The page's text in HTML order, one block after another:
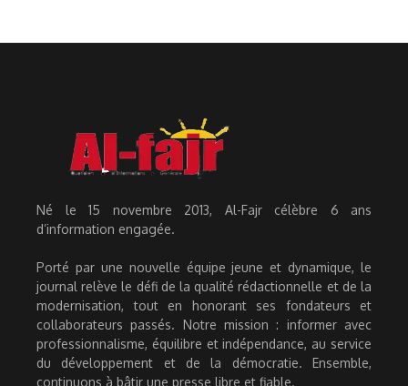
Né le 15 novembre 2013, Al-Fajr célèbre 6 ans
d’information engagée.
Porté par une nouvelle équipe jeune et dynamique, le
journal relève le défi de la qualité rédactionnelle et de la
modernisation, tout en honorant ses fondateurs et
collaborateurs passés. Notre mission : informer avec
professionnalisme, équilibre et indépendance, au service
du développement et de la démocratie. Ensemble,
continuons à bâtir une presse libre et fiable.